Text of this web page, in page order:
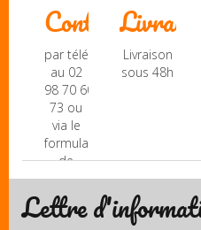
Contact
par téléphone
au 02
98 70 60
73 ou
via le
formulaire
de
contact
Livraison
Livraison
sous 48h
Lettre